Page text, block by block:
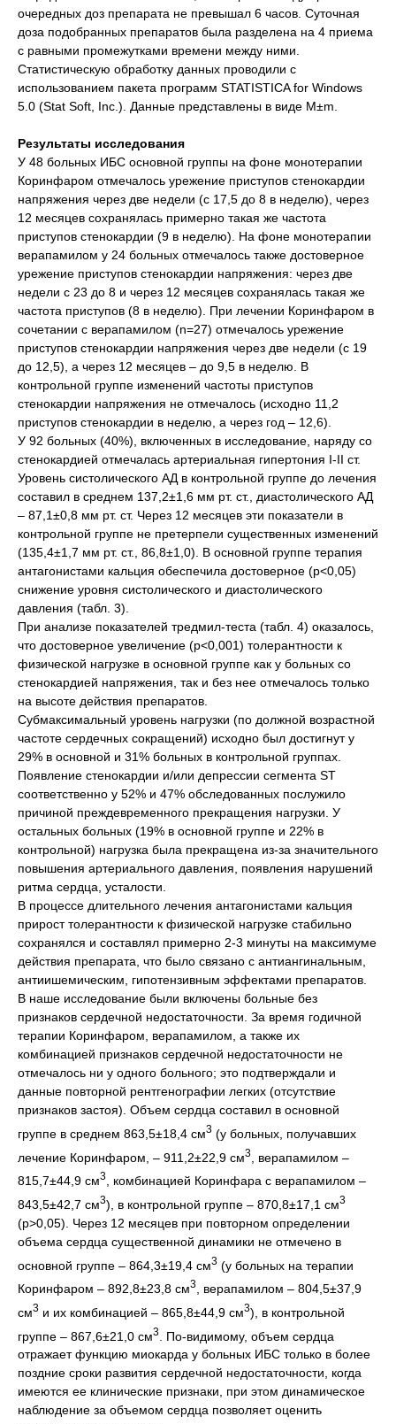
очередных доз препарата не превышал 6 часов. Суточная
доза подобранных препаратов была разделена на 4 приема
с равными промежутками времени между ними.
Статистическую обработку данных проводили с
использованием пакета программ STATISTICA for Windows
5.0 (Stat Soft, Inc.). Данные представлены в виде М±m.
Результаты исследования
У 48 больных ИБС основной группы на фоне монотерапии
Коринфаром отмечалось урежение приступов стенокардии
напряжения через две недели (с 17,5 до 8 в неделю), через
12 месяцев сохранялась примерно такая же частота
приступов стенокардии (9 в неделю). На фоне монотерапии
верапамилом у 24 больных отмечалось также достоверное
урежение приступов стенокардии напряжения: через две
недели с 23 до 8 и через 12 месяцев сохранялась такая же
частота приступов (8 в неделю). При лечении Коринфаром в
сочетании с верапамилом (n=27) отмечалось урежение
приступов стенокардии напряжения через две недели (с 19
до 12,5), а через 12 месяцев – до 9,5 в неделю. В
контрольной группе изменений частоты приступов
стенокардии напряжения не отмечалось (исходно 11,2
приступов стенокардии в неделю, а через год – 12,6).
У 92 больных (40%), включенных в исследование, наряду со
стенокардией отмечалась артериальная гипертония I-II ст.
Уровень систолического АД в контрольной группе до лечения
составил в среднем 137,2±1,6 мм рт. ст., диастолического АД
– 87,1±0,8 мм рт. ст. Через 12 месяцев эти показатели в
контрольной группе не претерпели существенных изменений
(135,4±1,7 мм рт. ст., 86,8±1,0). В основной группе терапия
антагонистами кальция обеспечила достоверное (p<0,05)
снижение уровня систолического и диастолического
давления (табл. 3).
При анализе показателей тредмил-теста (табл. 4) оказалось,
что достоверное увеличение (p<0,001) толерантности к
физической нагрузке в основной группе как у больных со
стенокардией напряжения, так и без нее отмечалось только
на высоте действия препаратов.
Субмаксимальный уровень нагрузки (по должной возрастной
частоте сердечных сокращений) исходно был достигнут у
29% в основной и 31% больных в контрольной группах.
Появление стенокардии и/или депрессии сегмента ST
соответственно у 52% и 47% обследованных послужило
причиной преждевременного прекращения нагрузки. У
остальных больных (19% в основной группе и 22% в
контрольной) нагрузка была прекращена из-за значительного
повышения артериального давления, появления нарушений
ритма сердца, усталости.
В процессе длительного лечения антагонистами кальция
прирост толерантности к физической нагрузке стабильно
сохранялся и составлял примерно 2-3 минуты на максимуме
действия препарата, что было связано с антиангинальным,
антиишемическим, гипотензивным эффектами препаратов.
В наше исследование были включены больные без
признаков сердечной недостаточности. За время годичной
терапии Коринфаром, верапамилом, а также их
комбинацией признаков сердечной недостаточности не
отмечалось ни у одного больного; это подтверждали и
данные повторной рентгенографии легких (отсутствие
признаков застоя). Объем сердца составил в основной
группе в среднем 863,5±18,4 см3 (у больных, получавших
лечение Коринфаром, – 911,2±22,9 см3
, верапамилом –
815,7±44,9 см3
, комбинацией Коринфара с верапамилом –
843,5±42,7 см3), в контрольной группе – 870,8±17,1 см3
(p>0,05). Через 12 месяцев при повторном определении
объема сердца существенной динамики не отмечено в
основной группе – 864,3±19,4 см3 (у больных на терапии
Коринфаром – 892,8±23,8 см3
, верапамилом – 804,5±37,9
см3 и их комбинацией – 865,8±44,9 см3), в контрольной
группе – 867,6±21,0 см3
. По-видимому, объем сердца
отражает функцию миокарда у больных ИБС только в более
поздние сроки развития сердечной недостаточности, когда
имеются ее клинические признаки, при этом динамическое
наблюдение за объемом сердца позволяет оценить